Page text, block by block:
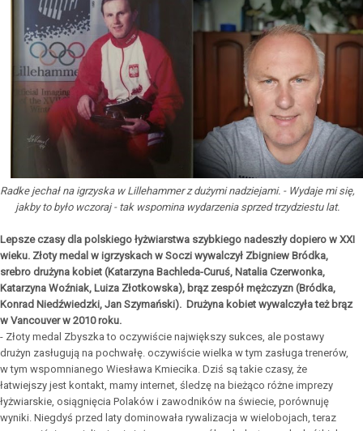
Radke jechał na igrzyska w Lillehammer z dużymi nadziejami. - Wydaje mi się,
jakby to było wczoraj - tak wspomina wydarzenia sprzed trzydziestu lat.
Lepsze czasy dla polskiego łyżwiarstwa szybkiego nadeszły dopiero w XXI
wieku. Złoty medal w igrzyskach w Soczi wywalczył Zbigniew Bródka,
srebro drużyna kobiet (Katarzyna Bachleda-Curuś, Natalia Czerwonka,
Katarzyna Woźniak, Luiza Złotkowska), brąz zespół mężczyzn (Bródka,
Konrad Niedźwiedzki, Jan Szymański). Drużyna kobiet wywalczyła też brąz
w Vancouver w 2010 roku.
- Złoty medal Zbyszka to oczywiście największy sukces, ale postawy
drużyn zasługują na pochwałę. oczywiście wielka w tym zasługa trenerów,
w tym wspomnianego Wiesława Kmiecika. Dziś są takie czasy, że
łatwiejszy jest kontakt, mamy internet, śledzę na bieżąco różne imprezy
łyżwiarskie, osiągnięcia Polaków i zawodników na świecie, porównuję
wyniki. Niegdyś przed laty dominowała rywalizacja w wielobojach, teraz